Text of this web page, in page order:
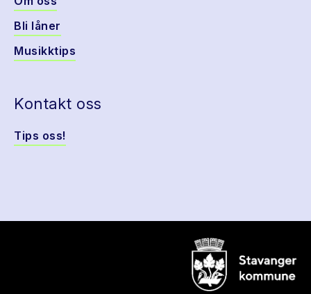
Bli låner
Musikktips
Kontakt oss
Tips oss!